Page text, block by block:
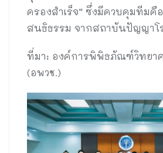
ครองสำเร็จ” ซึ่งมีควบคุมทีม
สนธิธรรม จากสถาบันปัญญาโ
ที่มา: องค์การพิพิธภัณฑ์วิทยา
(อพวช.)